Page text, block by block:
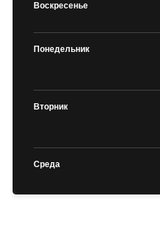
Воскресенье
Понедельник
Вторник
Среда